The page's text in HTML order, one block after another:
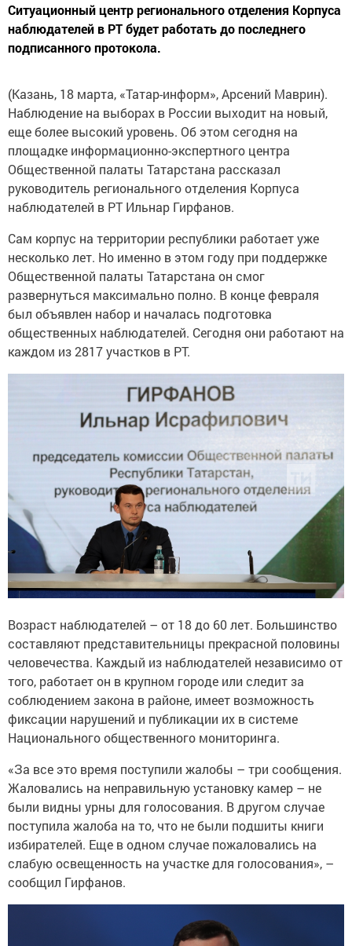
Ситуационный центр регионального отделения Корпуса
наблюдателей в РТ будет работать до последнего
подписанного протокола.
(Казань, 18 марта, «Татар-информ», Арсений Маврин).
Наблюдение на выборах в России выходит на новый,
еще более высокий уровень. Об этом сегодня на
площадке информационно-экспертного центра
Общественной палаты Татарстана рассказал
руководитель регионального отделения Корпуса
наблюдателей в РТ Ильнар Гирфанов.
Сам корпус на территории республики работает уже
несколько лет. Но именно в этом году при поддержке
Общественной палаты Татарстана он смог
развернуться максимально полно. В конце февраля
был объявлен набор и началась подготовка
общественных наблюдателей. Сегодня они работают на
каждом из 2817 участков в РТ.
Возраст наблюдателей – от 18 до 60 лет. Большинство
составляют представительницы прекрасной половины
человечества. Каждый из наблюдателей независимо от
того, работает он в крупном городе или следит за
соблюдением закона в районе, имеет возможность
фиксации нарушений и публикации их в системе
Национального общественного мониторинга.
«За все это время поступили жалобы – три сообщения.
Жаловались на неправильную установку камер – не
были видны урны для голосования. В другом случае
поступила жалоба на то, что не были подшиты книги
избирателей. Еще в одном случае пожаловались на
слабую освещенность на участке для голосования», –
сообщил Гирфанов.